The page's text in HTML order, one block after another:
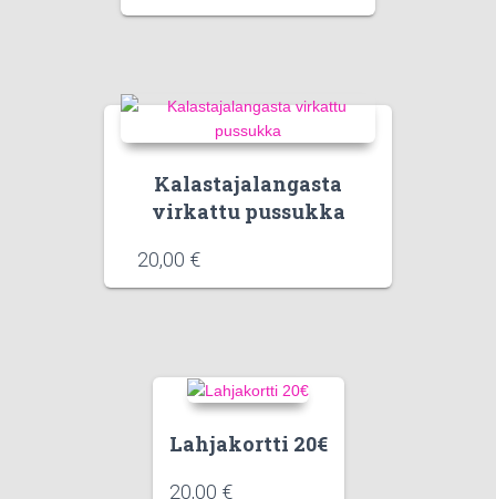
Kalastajalangasta
virkattu pussukka
20,00 €
Lahjakortti 20€
20,00 €